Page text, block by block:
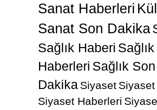
Sanat Haberleri
Sanat Son Dakika
Sağlık Haberi Sağlık
Haberleri Sağlık Son
Dakika Siyaset
Siyaset Haberleri